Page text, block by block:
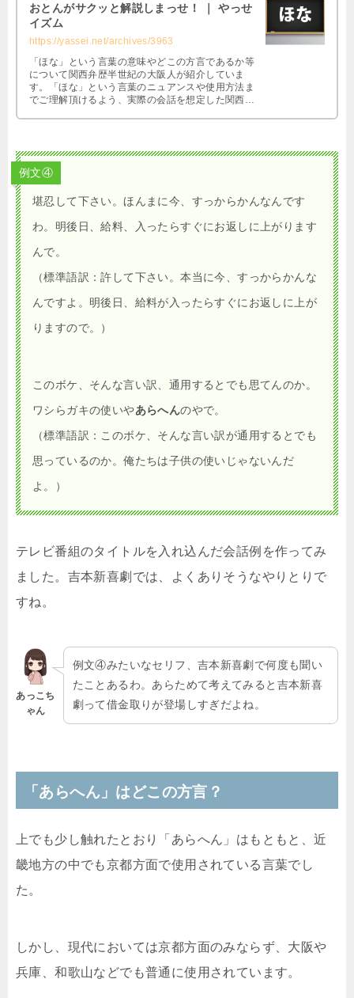
おとんがサクッと解説しまっせ！ ｜ やっせ
イズム
https://yassei.net/archives/3963
「ほな」という言葉の意味やどこの方言であるか等
について関西弁歴半世紀の大阪人が紹介していま
す。「ほな」という言葉のニュアンスや使用方法ま
でご理解頂けるよう、実際の会話を想定した関西弁
例文④
堪忍して下さい。ほんまに今、すっからかんなんです
わ。明後日、給料、入ったらすぐにお返しに上がります
んで。
（標準語訳：許して下さい。本当に今、すっからかんな
んですよ。明後日、給料が入ったらすぐにお返しに上が
りますので。）
このボケ、そんな言い訳、通用するとでも思てんのか。
ワシらガキの使いやあらへんのやで。
（標準語訳：このボケ、そんな言い訳が通用するとでも
思っているのか。俺たちは子供の使いじゃないんだ
よ。）
テレビ番組のタイトルを入れ込んだ会話例を作ってみ
ました。吉本新喜劇では、よくありそうなやりとりで
すね。
あっこち
ゃん
例文④みたいなセリフ、吉本新喜劇で何度も聞い
たことあるわ。あらためて考えてみると吉本新喜
劇って借金取りが登場しすぎだよね。
「あらへん」はどこの方言？
上でも少し触れたとおり「あらへん」はもともと、近
畿地方の中でも京都方面で使用されている言葉でし
た。
しかし、現代においては京都方面のみならず、大阪や
兵庫、和歌山などでも普通に使用されています。